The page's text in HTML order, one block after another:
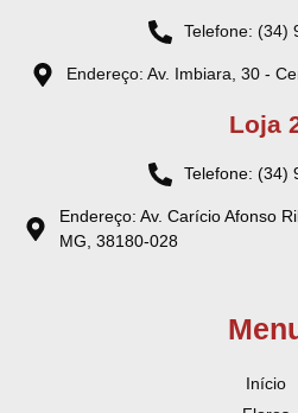
Telefone: (34)
Endereço: Av. Imbiara, 30 -
Loja
Telefone: (34)
Endereço: Av. Carício Afonso
MG, 38180-028
Início